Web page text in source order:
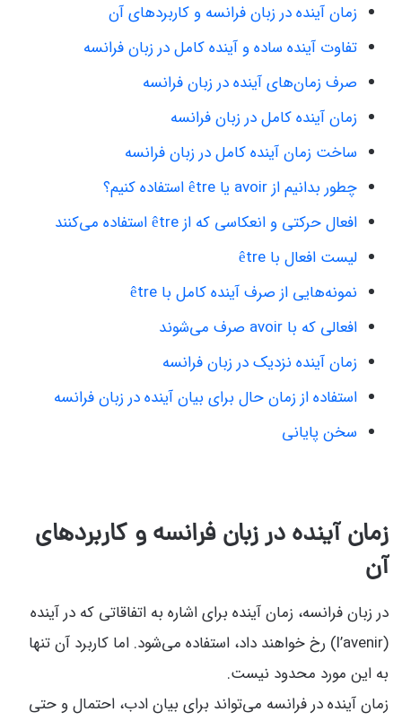
زمان آینده در زبان فرانسه و کاربردهای آن
تفاوت آینده ساده و آینده کامل در زبان فرانسه
صرف زمان‌های آینده در زبان فرانسه
زمان آینده کامل در زبان فرانسه
ساخت زمان آینده کامل در زبان فرانسه
چطور بدانیم از avoir یا être استفاده کنیم؟
افعال حرکتی و انعکاسی که از être استفاده می‌کنند
لیست افعال با être
نمونه‌هایی از صرف آینده کامل با être
افعالی که با avoir صرف می‌شوند
زمان آینده نزدیک در زبان فرانسه
استفاده از زمان حال برای بیان آینده در زبان فرانسه
سخن پایانی
زمان آینده در زبان فرانسه و کاربردهای
آن
در زبان فرانسه، زمان آینده برای اشاره به اتفاقاتی که در آینده
(l’avenir) رخ خواهند داد، استفاده می‌شود. اما کاربرد آن تنها
به این مورد محدود نیست.
زمان آینده در فرانسه می‌تواند برای بیان ادب، احتمال و حتی